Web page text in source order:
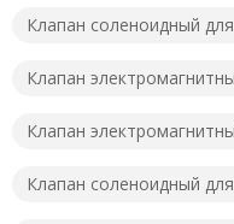
Клапан соленоидный
Клапан
Клапан
Клапан соленоидный